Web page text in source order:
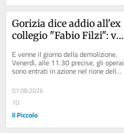
Gorizia dice addio all'ex
collegio "Fabio Filzi": via
nuovi alloggi e impianti
sportivi
E venne il giorno della demolizione.
Venerdì, alle 11.30 precise, gli operai
sono entrati in azione nel rione della
01.08.2026
10
Il Piccolo